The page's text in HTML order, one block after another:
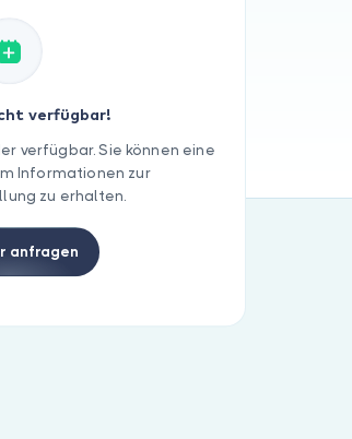
verfügbar!
verfügbar. Sie können eine
Informationen zur
zu erhalten.
anfragen